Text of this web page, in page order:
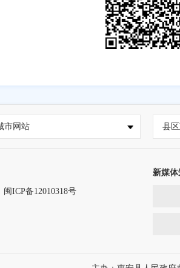
市网站 县
闽ICP备12010318号
新媒体